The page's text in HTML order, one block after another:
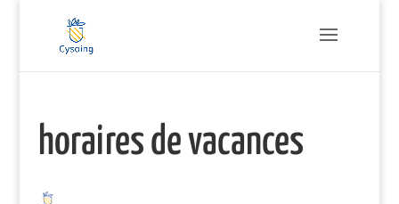
horaires de vacances